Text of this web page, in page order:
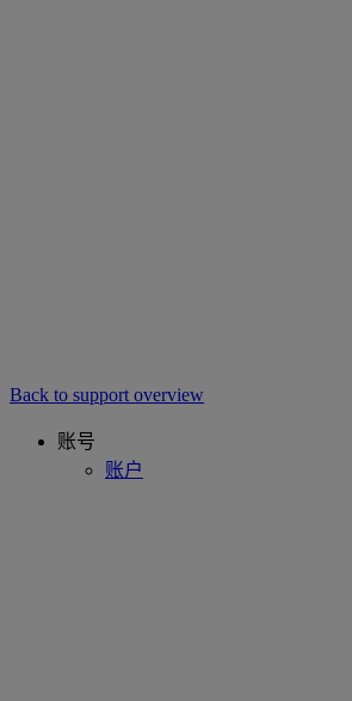
Back to support overview
账号
账户